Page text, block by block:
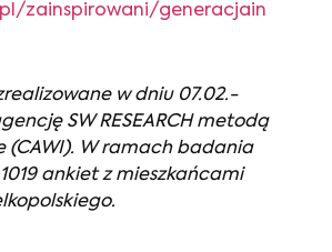
zainspirowani/generacjain
w dniu 07.02.-
SW RESEARCH metodą
(CAWI). W ramach badania
ankiet z mieszkańcami